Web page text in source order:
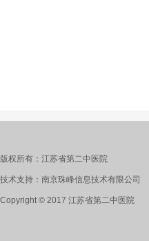
版权所有：江苏省第二中医院
技术支持：南京珠峰信息技术有限公司
Copyright © 2017 江苏省第二中医院